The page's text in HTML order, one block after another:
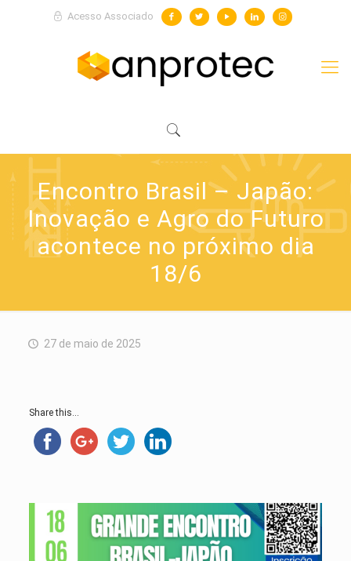
Acesso Associado
Encontro Brasil – Japão:
Inovação e Agro do Futuro
acontece no próximo dia
18/6
27 de maio de 2025
Share this...